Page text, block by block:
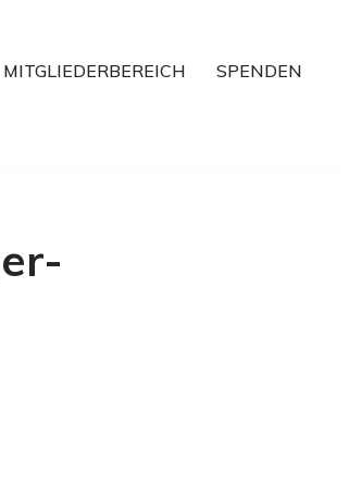
MITGLIEDERBEREICH
SPENDEN